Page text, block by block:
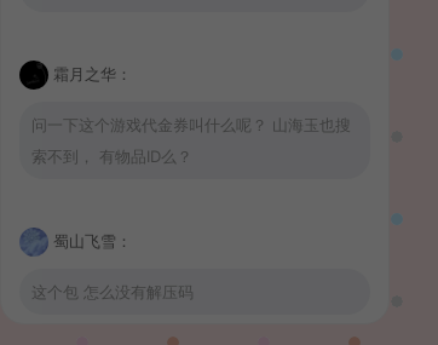
霜月之华：
问一下这个游戏代金券叫什么呢？ 山海玉也搜
索不到， 有物品ID么？
蜀山飞雪：
这个包 怎么没有解压码